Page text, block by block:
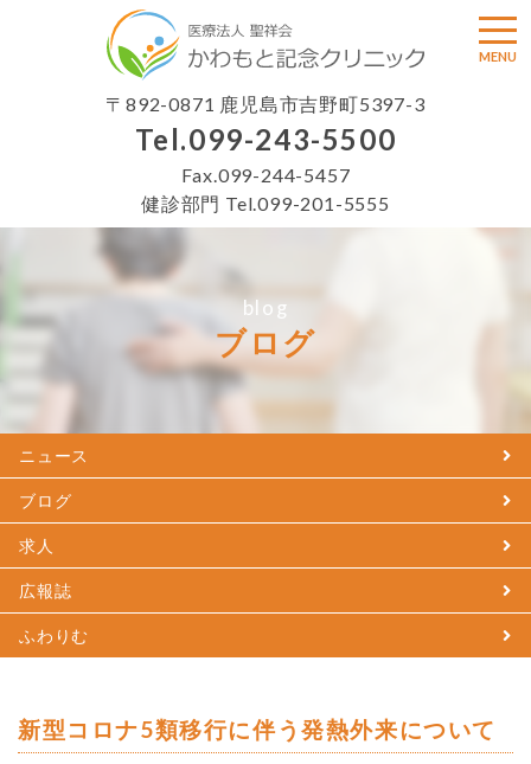
MENU
〒892-0871 鹿児島市吉野町5397-3
Tel.099-243-5500
Fax.099-244-5457
健診部門 Tel.099-201-5555
blog
ブログ
ニュース
ブログ
求人
広報誌
ふわりむ
新型コロナ5類移行に伴う発熱外来について